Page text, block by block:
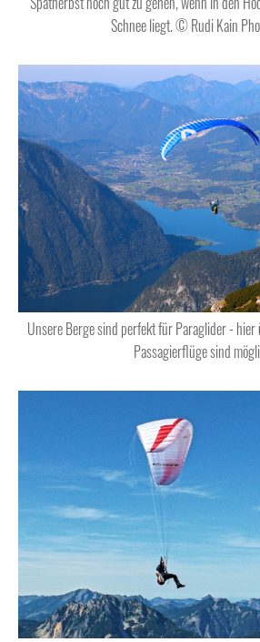
Schnee liegt. © Rudi Kain
Unsere Berge sind perfekt für Paraglider - hier
Passagierflüge sind